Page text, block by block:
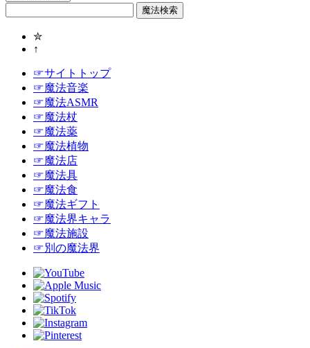
魔法検索
✮
↑
☞サイトトップ
☞魔法音楽
☞魔法ASMR
☞魔法杖
☞魔法薬
☞魔法植物
☞魔法店
☞魔法具
☞魔法食
☞魔法ギフト
☞魔法界キャラ
☞魔法施設
☞別の魔法界